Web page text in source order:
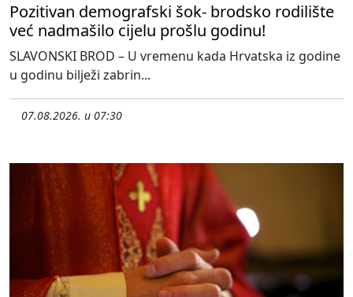
Pozitivan demografski šok- brodsko rodilište
već nadmašilo cijelu prošlu godinu!
SLAVONSKI BROD – U vremenu kada Hrvatska iz godine
u godinu bilježi zabrin...
07.08.2026. u 07:30